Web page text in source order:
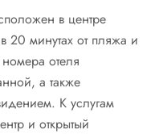
в центре
20 минутах от пляжа и
отеля
а также
К услугам
и открытый